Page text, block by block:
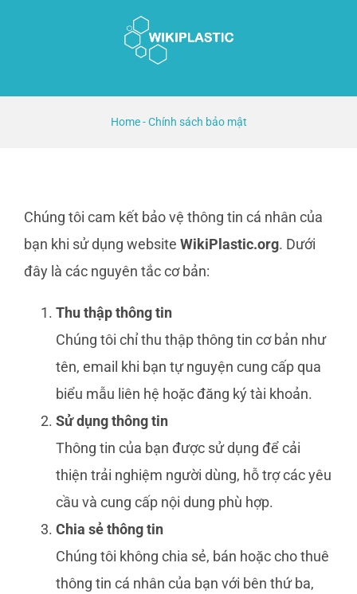
Home-Chính sách bảo mật
Chúng tôi cam kết bảo vệ thông tin cá nhân của
bạn khi sử dụng website WikiPlastic.org. Dưới
đây là các nguyên tắc cơ bản:
Thu thập thông tin
Chúng tôi chỉ thu thập thông tin cơ bản như
tên, email khi bạn tự nguyện cung cấp qua
biểu mẫu liên hệ hoặc đăng ký tài khoản.
Sử dụng thông tin
Thông tin của bạn được sử dụng để cải
thiện trải nghiệm người dùng, hỗ trợ các yêu
cầu và cung cấp nội dung phù hợp.
Chia sẻ thông tin
Chúng tôi không chia sẻ, bán hoặc cho thuê
thông tin cá nhân của bạn với bên thứ ba,